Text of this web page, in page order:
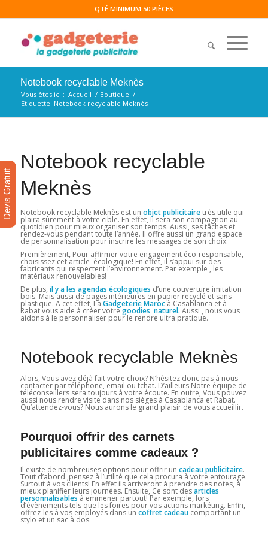
QTÉ MINIMUM 50 PIÈCES
Notebook recyclable Meknès
Vous êtes ici : Accueil / Boutique /
Etiquette: Notebook recyclable Meknès
Notebook recyclable
Meknès
Notebook recyclable Meknès est un objet publicitairetrès utile qui
plaira sûrement à votre cible. En effet, Il sera son compagnon au
quotidien pour mieux organiser son temps. Aussi, ses tâches et
rendez-vous pendant toute l’année. Il offre aussi un grand espace
de personnalisation pour inscrire les messages de son choix.
Premièrement, Pour affirmer votre engagement éco-responsable,
choisissez cet article écologique! En effet, il s’appui sur des
fabricants qui respectent l’environnement. Par exemple , les
matériaux renouvelables!
De plus, il y a les agendas écologiques d’une couverture imitation
bois. Mais aussi de pages intérieures en papier recyclé et sans
plastique. A cet effet, La Gadgeterie Marocà Casablanca et à
Rabat vous aide à créer votregoodies naturel. Aussi , nous vous
aidons à le personnaliser pour le rendre ultra pratique.
Notebook recyclable Meknès
Alors, Vous avez déjà fait votre choix? N’hésitez donc pas à nous
contacter par téléphone, email ou tchat. D’ailleurs Notre équipe de
téléconseillers sera toujours à votre écoute. En outre, Vous pouvez
aussi nous rendre visite dans nos sièges à Casablanca et Rabat.
Qu’attendez-vous? Nous aurons le grand plaisir de vous accueillir.
Pourquoi offrir des carnets
publicitaires comme cadeaux ?
Il existe de nombreuses options pour offrir un cadeau publicitaire.
Tout d’abord ,pensez à l’utilité que cela procura à votre entourage.
Surtout à vos clients! En effet ils arriveront à prendre des notes, à
mieux planifier leurs journées. Ensuite, Ce sont desarticles
personnalisables à emmener partout! Par exemple, lors
d’évènements tels que les foires pour vos actions markéting. Enfin,
offrez-les à vos employés dans un coffret cadeau comportant un
stylo et un sac à dos.
Devis Gratuit